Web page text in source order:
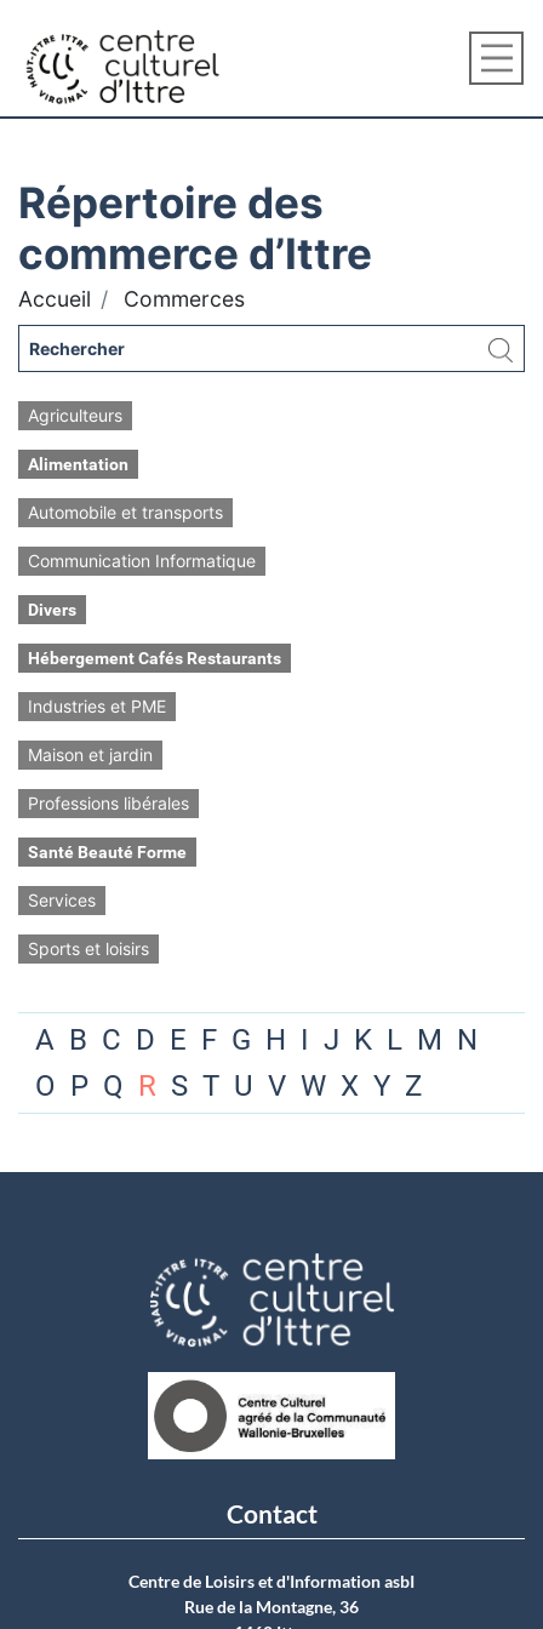
Répertoire des
commerce d’Ittre
Accueil Commerces
Agriculteurs
Alimentation
Automobile et transports
Communication Informatique
Divers
Hébergement Cafés Restaurants
Industries et PME
Maison et jardin
Professions libérales
Santé Beauté Forme
Services
Sports et loisirs
A B C D E F G H I J K L M N
O P Q R S T U V W X Y Z
Contact
Centre de Loisirs et d'Information asbI
Rue de la Montagne, 36